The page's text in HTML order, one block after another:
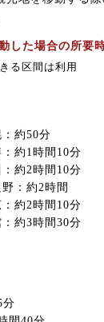
した場合の所要
る区間は利用
約50分
約1時間10分
約2時間10分
：約2時間
約2時間10分
約3時間30分